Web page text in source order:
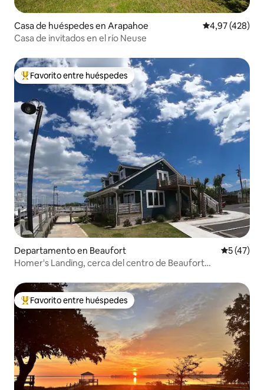
Casa de huéspedes en Arapahoe Calificación
4,97 (428)
Casa de invitados en el río Neuse
Favorito entre los huéspedes más destacados
Favorito entre huéspedes
Departamento en Beaufort
5 (47)
Homer's Landing, cerca del centro de Beaufort
Favorito entre los huéspedes más destacados
Favorito entre huéspedes